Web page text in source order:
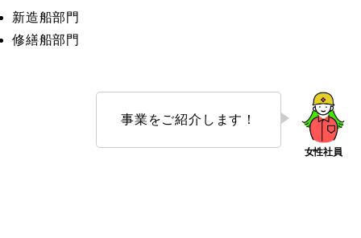
新造船部門
修繕船部門
事業をご紹介します！